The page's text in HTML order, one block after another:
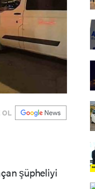
OL
şüpheliyi